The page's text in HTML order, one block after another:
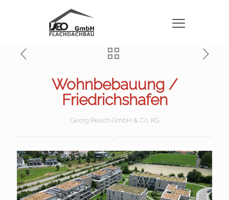
Wohnbebauung /
Friedrichshafen
Georg Reisch GmbH & Co. KG